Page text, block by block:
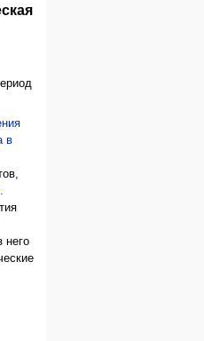
в
него